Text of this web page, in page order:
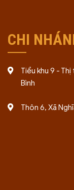
CHI
Tiểu khu 9 -
Bình
Thôn 6, Xã